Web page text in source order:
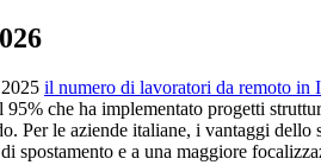
il numero di lavoratori da remoto in
che ha implementato progetti
Per le aziende italiane, i vantaggi
spostamento e a una maggiore